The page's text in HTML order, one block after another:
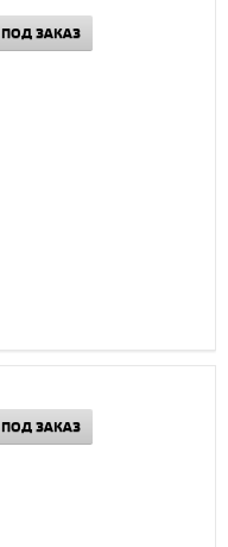
ПОД ЗАКАЗ
ПОД ЗАКАЗ